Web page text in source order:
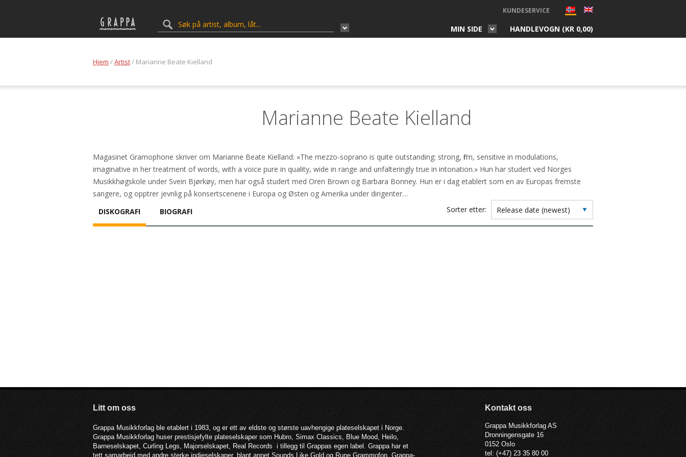
KUNDESERVICE
MIN SIDE HANDLEVOGN (KR 0,00)
Hjem /Artist/ Marianne Beate Kielland
Marianne Beate Kielland
Magasinet Gramophone skriver om Marianne Beate Kielland: «The mezzo-soprano is quite outstanding: strong, firm, sensitive in modulations,
imaginative in her treatment of words, with a voice pure in quality, wide in range and unfalteringly true in intonation.» Hun har studert ved Norges
Musikkhøgskole under Svein Bjørkøy, men har også studert med Oren Brown og Barbara Bonney. Hun er i dag etablert som en av Europas fremste
sangere, og opptrer jevnlig på konsertscenene i Europa og Østen og Amerika under dirigenter…
Sorter etter:
DISKOGRAFI BIOGRAFI
Litt om oss
Grappa Musikkforlag ble etablert i 1983, og er ett av eldste og største uavhengige plateselskapet i Norge.
Grappa Musikkforlag huser prestisjefylte plateselskaper som Hubro, Simax Classics, Blue Mood, Heilo,
Barneselskapet, Curling Legs, Majorselskapet, Real Records i tillegg til Grappas egen label. Grappa har et
tett samarbeid med andre sterke indieselskaper, blant annet Sounds Like Gold og Rune Grammofon. Grappa-
Kontakt oss
Grappa Musikkforlag AS
Dronningensgate 16
0152 Oslo
tel: (+47) 23 35 80 00